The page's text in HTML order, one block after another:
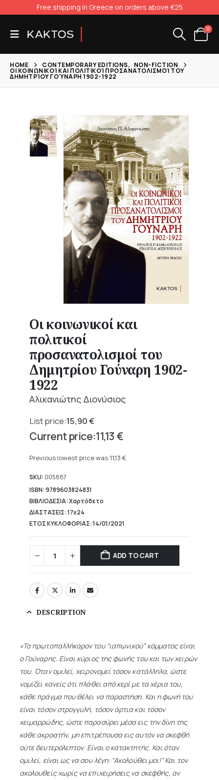
Free shipping in Greece on orders above €25
0
HOME CONTEMPORARY EDITIONS, NON-FICTION
ΟΙ ΚΟΙΝΩΝΙΚΟΊ ΚΑΙ ΠΟΛΙΤΙΚΟΊ ΠΡΟΣΑΝΑΤΟΛΙΣΜΟΊ ΤΟΥ
ΔΗΜΗΤΡΊΟΥ ΓΟΎΝΑΡΗ 1902-1922
Οι κοινωνικοί και
πολιτικοί
προσανατολισμοί του
Δημητρίου Γούναρη 1902-
1922
Αλικανιώτης Διονύσιος
15,90€
Original
price
15,90 €.
11,13€
price
11,13 €.
Previous lowest price was 11,13 €.
SKU: 005887
ISBN: 9789603824831
ΒΙΒΛΙΟΔΕΣΙΑ: Χαρτόδετο
ΔΙΑΣΤΑΣΕΙΣ: 17x24
ΕΤΟΣ ΚΥΚΛΟΦΟΡΙΑΣ: 14/01/2021
ADD TO CART
DESCRIPTION
«Το πρωτοπαλλήκαρον του “ιαπωνικού” κόμματος είναι
ο Γούναρης. Είναι κύριος της φωνής του και των χειρών
του. Όταν ομιλεί, χειρονομεί τόσον κατάλληλα, ώστε
νομίζει κανείς ότι πλάθει από κερί με τα χέρια του,
κάθε πράγμα που θέλει να παραστήση. Και η φωνή του
είναι τόσον στρογγυλή, τόσον άρτια και τόσον
χειμαρρώδης, ώστε παρασύρει μέσα εις την δίνη της
κάθε ακροατήν, μη επιτρέπουσα εις αυτόν να σκεφθή
ούτε δευτερόλεπτον. Είναι ο κατακτητής. Και όταν
ομιλεί, είναι ως να σου λέγη: “Ακολούθει μοι!” Και τον
ακολουθείς χωρίς να επιχειρήσεις να σκεφθής, αν